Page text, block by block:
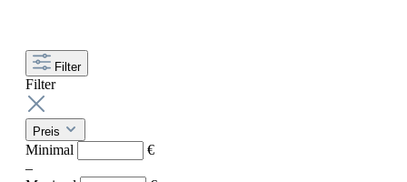
Filter
Filter
Preis
Minimal
€
–